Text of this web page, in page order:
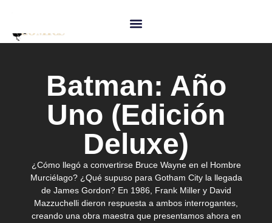
Batman: Año
Uno (Edición
Deluxe)
¿Cómo llegó a convertirse Bruce Wayne en el Hombre
Murciélago? ¿Qué supuso para Gotham City la llegada
de James Gordon? En 1986, Frank Miller y David
Mazzuchelli dieron respuesta a ambos interrogantes,
creando una obra maestra que presentamos ahora en